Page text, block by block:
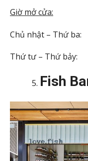
Giờ mở cửa:
Chủ nhật – Thứ
Thứ tư – Thứ
Fish